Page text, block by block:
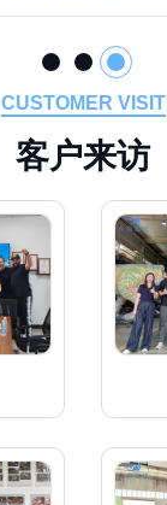
CUSTOMER VISIT
客户来访